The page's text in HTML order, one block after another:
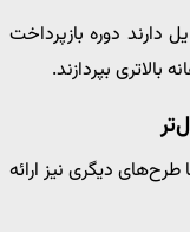
دارند دوره بازپرداخت
بالاتری بپردازند.
دیگری نیز ارائه